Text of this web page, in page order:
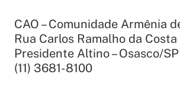
CAO – Comunidade Armênia
Rua Carlos Ramalho da
Presidente Altino – Osasco/SP
(11) 3681-8100